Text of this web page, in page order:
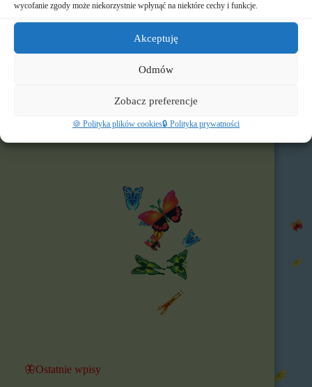
wycofanie zgody może niekorzystnie wpłynąć na niektóre cechy i funkcje.
Akceptuję
Odmów
Zobacz preferencje
🍪 Polityka plików cookies🔒 Polityka prywatności
🚸 Rekrutacja
🦋Ostatnie wpisy